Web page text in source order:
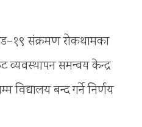
संक्रमण रोकथामका
समन्वय केन्द्र
विद्यालय बन्द गर्ने निर्णय